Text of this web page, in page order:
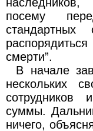
посему
смерти”.
В начале
нескольких
суммы.
ничего,